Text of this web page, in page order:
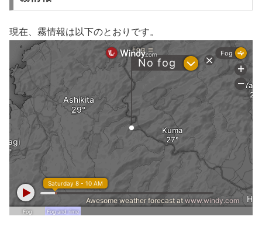
現在、霧情報は以下のとおりです。